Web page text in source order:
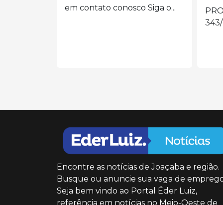
PROCESSO SELETIVO nº
Encontre as notícias de Joaçaba e região.
Busque ou anuncie sua vaga de
Seja bem vindo ao Portal Éder Luiz,
referência em notícias no Meio-Oeste de